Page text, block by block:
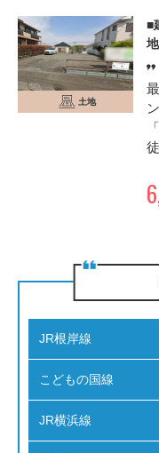
土地
■
地
JR根岸線
こどもの国線
JR横浜線